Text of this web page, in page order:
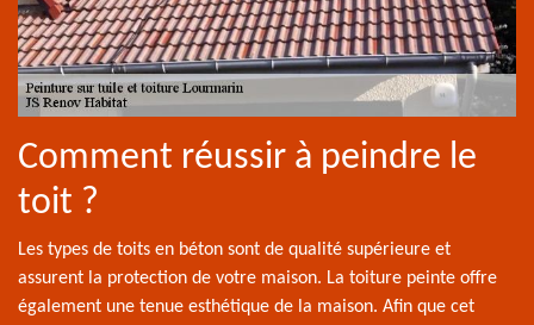
Comment réussir à peindre le
toit ?
Les types de toits en béton sont de qualité supérieure et
assurent la protection de votre maison. La toiture peinte offre
également une tenue esthétique de la maison. Afin que cet